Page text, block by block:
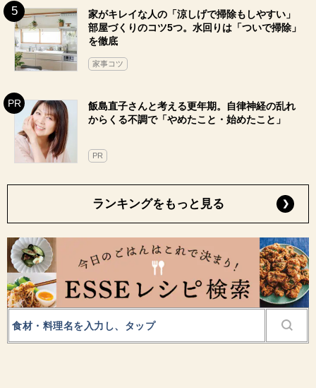
家がキレイな人の「涼しげで掃除もしやすい」
部屋づくりのコツ5つ。水回りは「ついで掃除」
を徹底
家事コツ
飯島直子さんと考える更年期。自律神経の乱れ
からくる不調で「やめたこと・始めたこと」
PR
ランキングをもっと見る